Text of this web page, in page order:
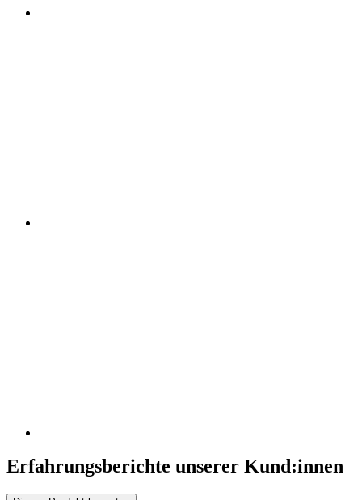
Erfahrungsberichte unserer Kund:innen